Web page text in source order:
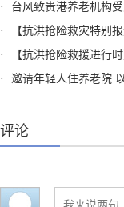
·
台风致贵港养老机构
·
【抗洪抢险救灾特别
·
【抗洪抢险救援进行
·
邀请年轻人住养老院
评论